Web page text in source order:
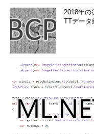
2018年の
TTデータ